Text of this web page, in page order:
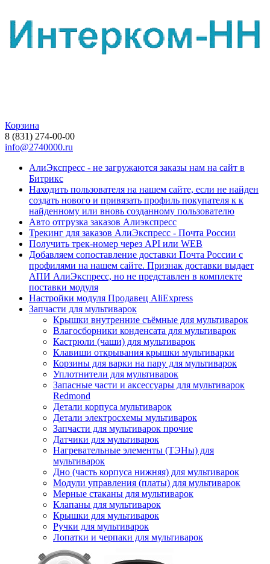
Корзина
8 (831) 274-00-00
info@2740000.ru
АлиЭкспресс - не загружаются заказы нам на сайт в
Битрикс
Находить пользователя на нашем сайте, если не найден
создать нового и привязать профиль покупателя к к
найденному или вновь созданному пользователю
Авто отгрузка заказов Алиэкспресс
Трекинг для заказов АлиЭкспресс - Почта России
Получить трек-номер через API или WEB
Добавляем сопоставление доставки Почта России с
профилями на нашем сайте. Признак доставки выдает
АПИ АлиЭкспресс, но не представлен в комплекте
поставки модуля
Настройки модуля Продавец AliExpress
Запчасти для мультиварок
Крышки внутренние съёмные для мультиварок
Влагосборники конденсата для мультиварок
Кастрюли (чаши) для мультиварок
Клавиши открывания крышки мультиварки
Корзины для варки на пару для мультиварок
Уплотнители для мультиварок
Запасные части и аксессуары для мультиварок
Redmond
Детали корпуса мультиварок
Детали электросхемы мультиварок
Запчасти для мультиварок прочие
Датчики для мультиварок
Нагревательные элементы (ТЭНы) для
мультиварок
Дно (часть корпуса нижняя) для мультиварок
Модули управления (платы) для мультиварок
Мерные стаканы для мультиварок
Клапаны для мультиварок
Крышки для мультиварок
Ручки для мультиварок
Лопатки и черпаки для мультиварок